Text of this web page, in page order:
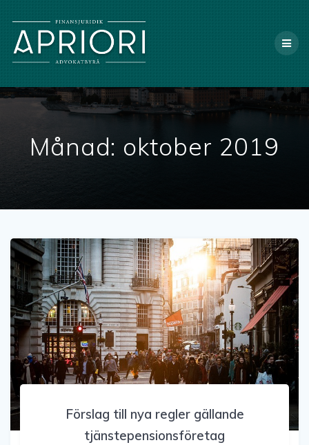
Månad: oktober 2019
Förslag till nya regler gällande
tjänstepensionsföretag